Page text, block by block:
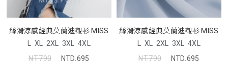
絲滑涼感經典莫蘭迪襯衫 MISS
L XL 2XL 3XL 4XL
NT.790
NTD.695
絲滑涼感經典莫蘭迪襯衫 MISS
L XL 2XL 3XL 4XL
NT.790
NTD.695